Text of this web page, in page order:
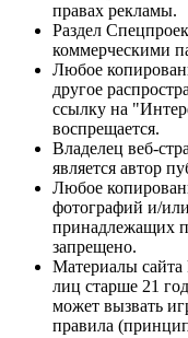
правах рекламы.
Раздел
коммерческими
Любое
другое
ссылку на
воспрещается.
Владелец веб-
является автор
Любое
фотографий и/
принадлежащих
запрещено.
Материалы сайта
лиц старше 21
может вызвать
правила